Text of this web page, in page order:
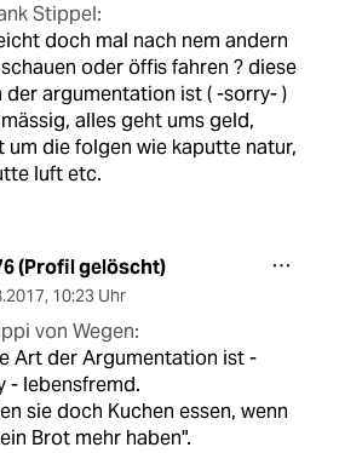
Stippel:
doch mal nach nem andern
oder öffis fahren ? diese
der argumentation ist ( -sorry- )
mässig, alles geht ums geld,
um die folgen wie kaputte natur,
luft etc.
(Profil gelöscht)
, 10:23 Uhr
von Wegen:
Art der Argumentation ist -
- lebensfremd.
sie doch Kuchen essen, wenn
Brot mehr haben".